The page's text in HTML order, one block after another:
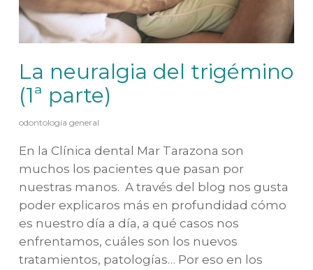
La neuralgia del trigémino
(1ª parte)
odontología general
En la Clínica dental Mar Tarazona son
muchos los pacientes que pasan por
nuestras manos. A través del blog nos gusta
poder explicaros más en profundidad cómo
es nuestro día a día, a qué casos nos
enfrentamos, cuáles son los nuevos
tratamientos, patologías… Por eso en los